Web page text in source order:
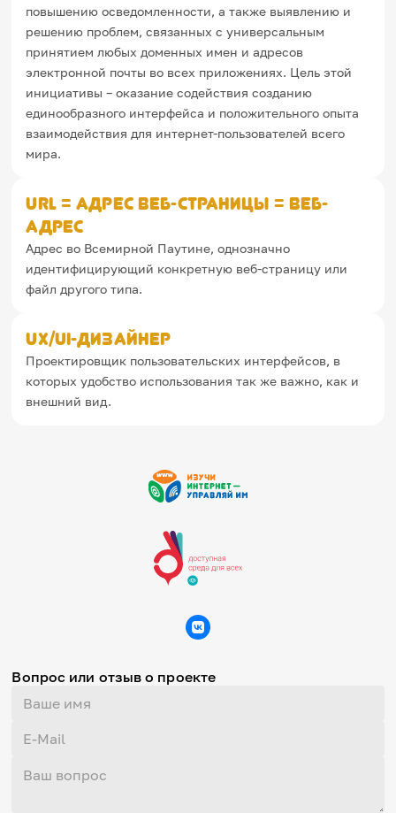
повышению осведомленности, а также выявлению и
решению проблем, связанных с универсальным
принятием любых доменных имен и адресов
электронной почты во всех приложениях. Цель этой
инициативы – оказание содействия созданию
единообразного интерфейса и положительного опыта
взаимодействия для интернет-пользователей всего
мира.
URL = Адрес веб-страницы = Веб-
адрес
Адрес во Всемирной Паутине, однозначно
идентифицирующий конкретную веб-страницу или
файл другого типа.
UX/UI-дизайнер
Проектировщик пользовательских интерфейсов, в
которых удобство использования так же важно, как и
внешний вид.
Вопрос или отзыв о проекте